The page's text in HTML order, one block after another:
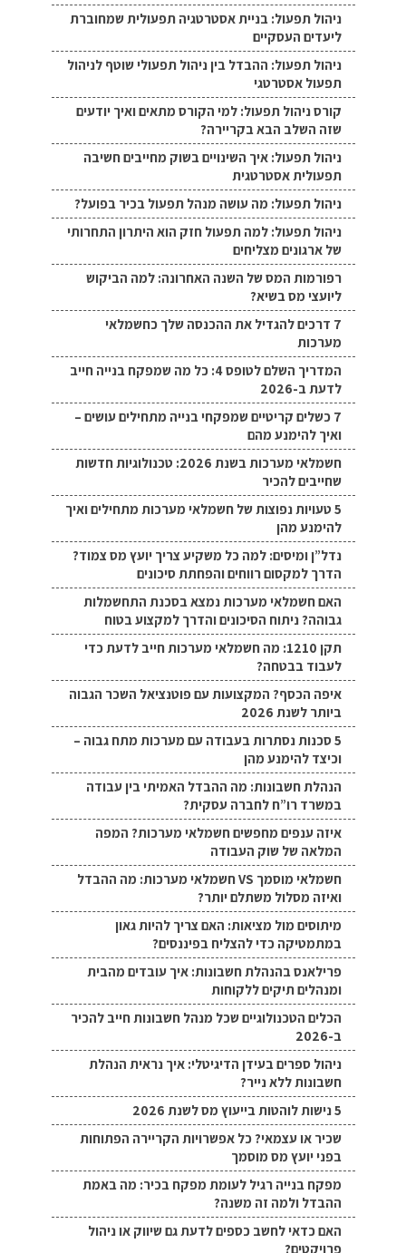
ניהול תפעול: בניית אסטרטגיה תפעולית שמחוברת
ליעדים העסקיים
ניהול תפעול: ההבדל בין ניהול תפעולי שוטף לניהול
תפעול אסטרטגי
קורס ניהול תפעול: למי הקורס מתאים ואיך יודעים
שזה השלב הבא בקריירה?
ניהול תפעול: איך השינויים בשוק מחייבים חשיבה
תפעולית אסטרטגית
ניהול תפעול: מה עושה מנהל תפעול בכיר בפועל?
ניהול תפעול: למה תפעול חזק הוא היתרון התחרותי
של ארגונים מצליחים
רפורמות המס של השנה האחרונה: למה הביקוש
ליועצי מס בשיא?
7 דרכים להגדיל את ההכנסה שלך כחשמלאי
מערכות
המדריך השלם לטופס 4: כל מה שמפקח בנייה חייב
לדעת ב-2026
7 כשלים קריטיים שמפקחי בנייה מתחילים עושים –
ואיך להימנע מהם
חשמלאי מערכות בשנת 2026: טכנולוגיות חדשות
שחייבים להכיר
5 טעויות נפוצות של חשמלאי מערכות מתחילים ואיך
להימנע מהן
נדל”ן ומיסים: למה כל משקיע צריך יועץ מס צמוד?
הדרך למקסום רווחים והפחתת סיכונים
האם חשמלאי מערכות נמצא בסכנת התחשמלות
גבוהה? ניתוח הסיכונים והדרך למקצוע בטוח
תקן 1210: מה חשמלאי מערכות חייב לדעת כדי
לעבוד בבטחה?
איפה הכסף? המקצועות עם פוטנציאל השכר הגבוה
ביותר לשנת 2026
5 סכנות נסתרות בעבודה עם מערכות מתח גבוה –
וכיצד להימנע מהן
הנהלת חשבונות: מה ההבדל האמיתי בין עבודה
במשרד רו”ח לחברה עסקית?
איזה ענפים מחפשים חשמלאי מערכות? המפה
המלאה של שוק העבודה
חשמלאי מוסמך VS חשמלאי מערכות: מה ההבדל
ואיזה מסלול משתלם יותר?
מיתוסים מול מציאות: האם צריך להיות גאון
במתמטיקה כדי להצליח בפיננסים?
פרילאנס בהנהלת חשבונות: איך עובדים מהבית
ומנהלים תיקים ללקוחות
הכלים הטכנולוגיים שכל מנהל חשבונות חייב להכיר
ב-2026
ניהול ספרים בעידן הדיגיטלי: איך נראית הנהלת
חשבונות ללא נייר?
5 נישות לוהטות בייעוץ מס לשנת 2026
שכיר או עצמאי? כל אפשרויות הקריירה הפתוחות
בפני יועץ מס מוסמך
מפקח בנייה רגיל לעומת מפקח בכיר: מה באמת
ההבדל ולמה זה משנה?
האם כדאי לחשב כספים לדעת גם שיווק או ניהול
פרויקטים?